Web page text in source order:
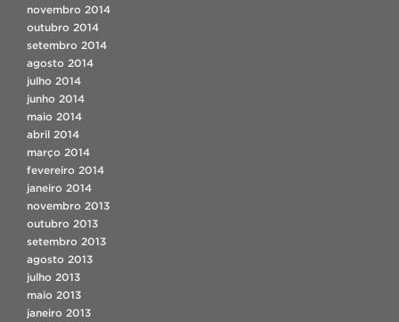
novembro 2014
outubro 2014
setembro 2014
agosto 2014
julho 2014
junho 2014
maio 2014
abril 2014
março 2014
fevereiro 2014
janeiro 2014
novembro 2013
outubro 2013
setembro 2013
agosto 2013
julho 2013
maio 2013
janeiro 2013